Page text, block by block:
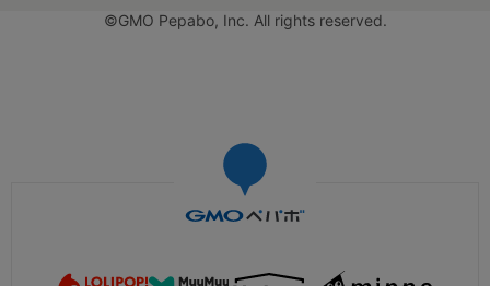
©GMO Pepabo, Inc. All rights reserved.